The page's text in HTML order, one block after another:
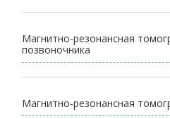
Магнитно-резонансная
позвоночника
Магнитно-резонансная